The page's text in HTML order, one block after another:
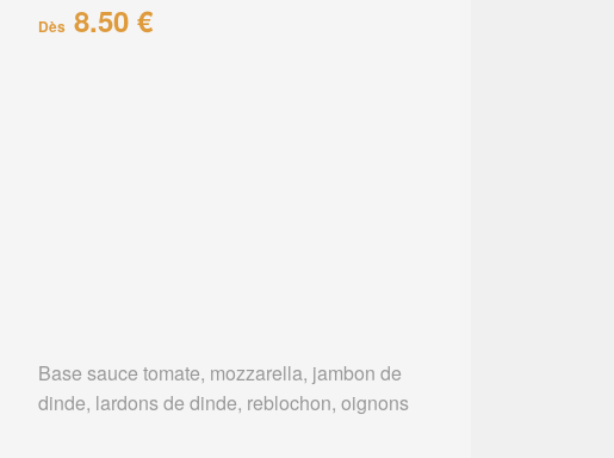
Dès 8.50 €
Base sauce tomate, mozzarella, jambon de
dinde, lardons de dinde, reblochon, oignons